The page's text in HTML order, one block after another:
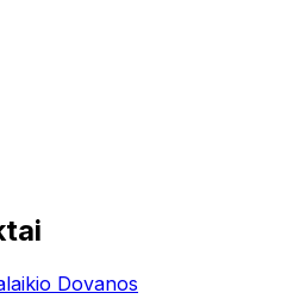
Dovanos